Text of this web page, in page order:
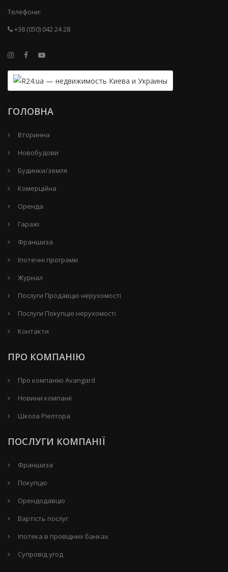
Телефони:
+38 (050) 042 24 28
ГОЛОВНА
Вторинна
Новобудови
Будинки/земля
Комерційна
Оренда
Гаражі
Франшиза
Іпотечні програми
Журнал
Послуги Продавцю нерухомості
Послуги Покупцю нерухомості
Контакти
ПРО КОМПАНІЮ
Про компанію Avangard
Новини компанії
Школа Ріелтора
ПОСЛУГИ КОМПАНІЇ
Франшиза
Покупцю
Орендодавцю
Вартість послуг
Іпотека в провідних банках
Супровід угод